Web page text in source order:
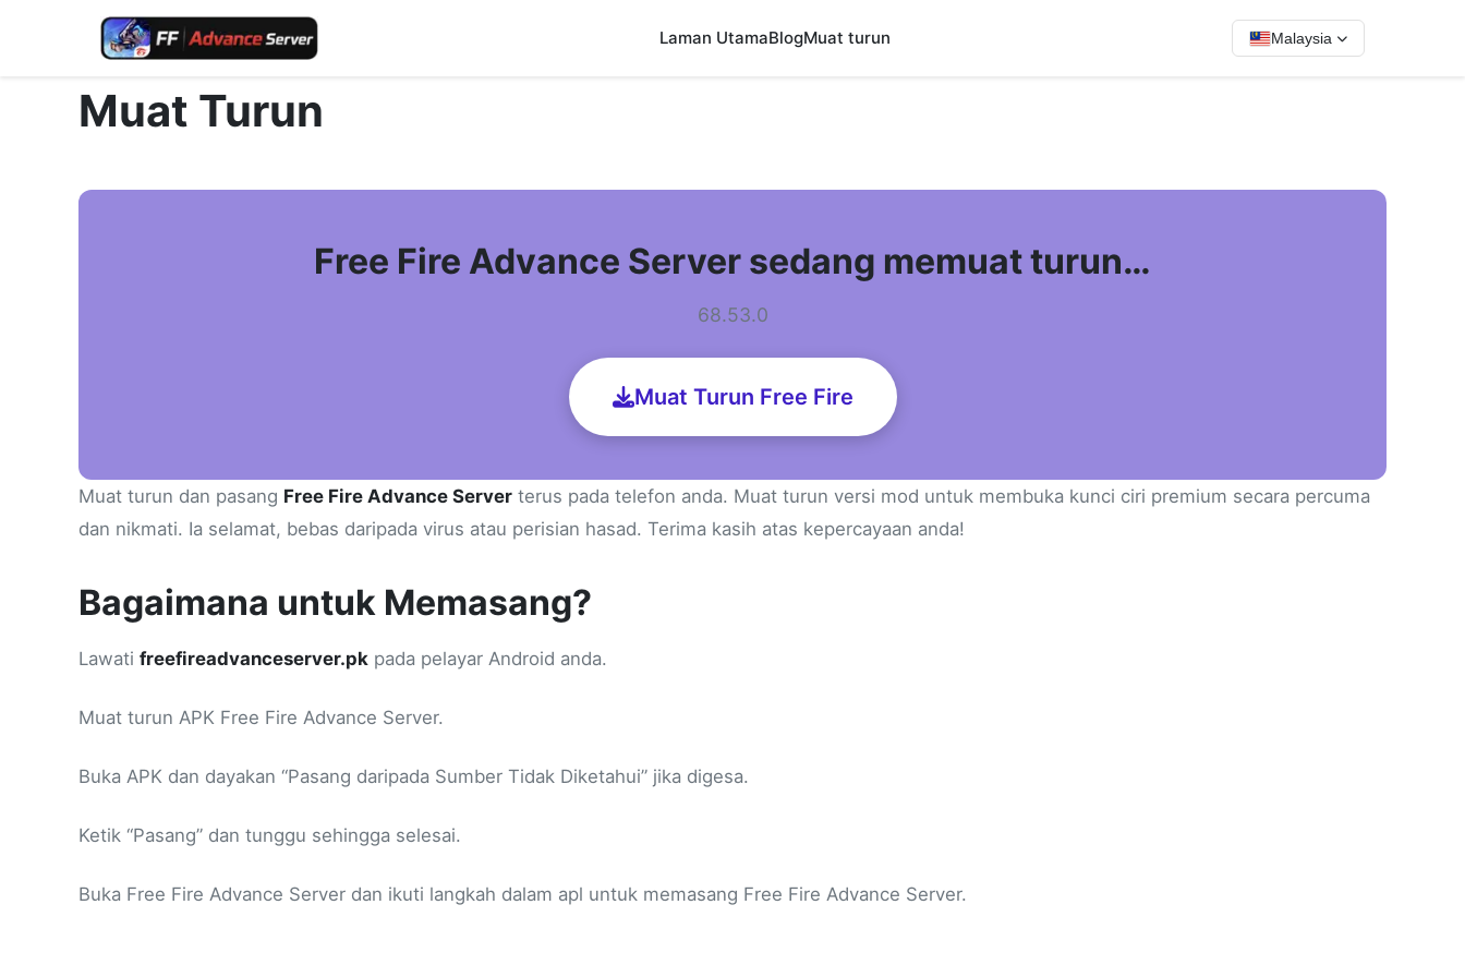
Laman UtamaBlogMuat turun Malaysia
Muat Turun
Free Fire Advance Server sedang memuat turun…
68.53.0
Muat Turun Free Fire
Muat turun dan pasang Free Fire Advance Server terus pada telefon anda. Muat turun versi mod untuk membuka kunci ciri premium secara percuma
dan nikmati. Ia selamat, bebas daripada virus atau perisian hasad. Terima kasih atas kepercayaan anda!
Bagaimana untuk Memasang?
Lawati freefireadvanceserver.pk pada pelayar Android anda.
Muat turun APK Free Fire Advance Server.
Buka APK dan dayakan “Pasang daripada Sumber Tidak Diketahui” jika digesa.
Ketik “Pasang” dan tunggu sehingga selesai.
Buka Free Fire Advance Server dan ikuti langkah dalam apl untuk memasang Free Fire Advance Server.